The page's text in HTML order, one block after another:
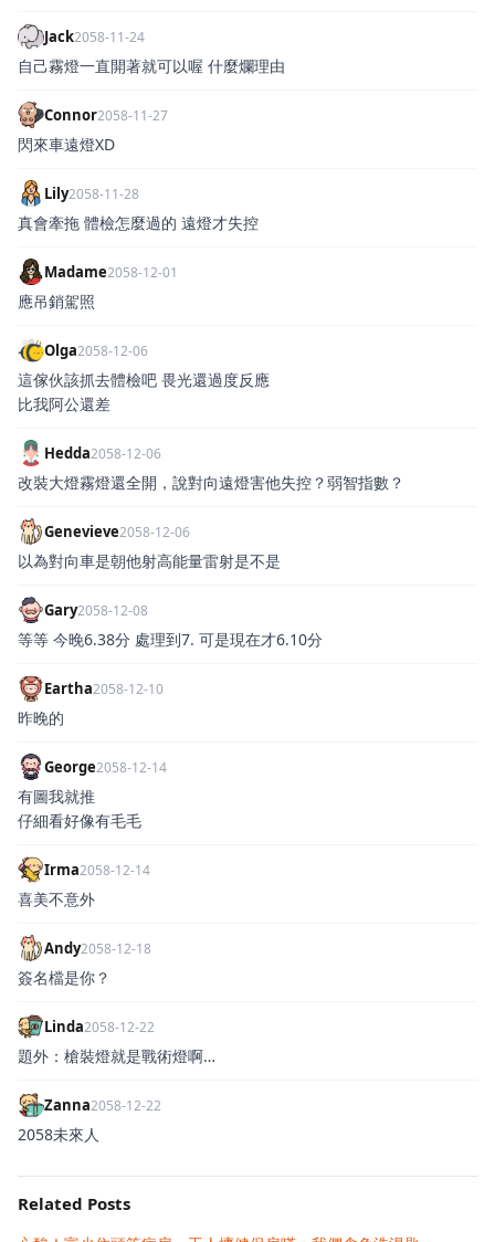
Jack2058-11-24
自己霧燈一直開著就可以喔 什麼爛理由
Connor2058-11-27
閃來車遠燈XD
Lily2058-11-28
真會牽拖 體檢怎麼過的 遠燈才失控
Madame2058-12-01
應吊銷駕照
Olga2058-12-06
這傢伙該抓去體檢吧 畏光還過度反應
比我阿公還差
Hedda2058-12-06
改裝大燈霧燈還全開，說對向遠燈害他失控？弱智指數？
Genevieve2058-12-06
以為對向車是朝他射高能量雷射是不是
Gary2058-12-08
等等 今晚6.38分 處理到7. 可是現在才6.10分
Eartha2058-12-10
昨晚的
George2058-12-14
有圖我就推
仔細看好像有毛毛
Irma2058-12-14
喜美不意外
Andy2058-12-18
簽名檔是你？
Linda2058-12-22
題外：槍裝燈就是戰術燈啊…
Zanna2058-12-22
2058未來人
Related Posts